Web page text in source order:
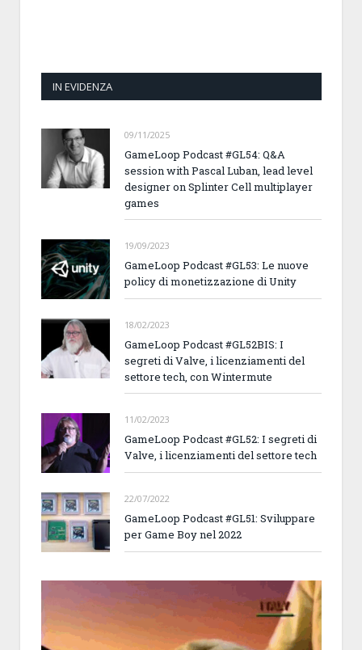
IN EVIDENZA
09/11/2025
GameLoop Podcast #GL54: Q&A
session with Pascal Luban, lead level
designer on Splinter Cell multiplayer
games
19/09/2023
GameLoop Podcast #GL53: Le nuove
policy di monetizzazione di Unity
18/02/2023
GameLoop Podcast #GL52BIS: I
segreti di Valve, i licenziamenti del
settore tech, con Wintermute
11/02/2023
GameLoop Podcast #GL52: I segreti di
Valve, i licenziamenti del settore tech
22/07/2022
GameLoop Podcast #GL51: Sviluppare
per Game Boy nel 2022